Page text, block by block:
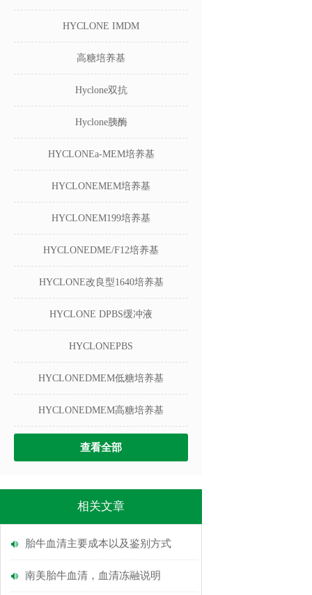
HYCLONE IMDM
高糖培养基
Hyclone双抗
Hyclone胰酶
HYCLONEa-MEM培养基
HYCLONEMEM培养基
HYCLONEM199培养基
HYCLONEDME/F12培养基
HYCLONE改良型1640培养基
HYCLONE DPBS缓冲液
HYCLONEPBS
HYCLONEDMEM低糖培养基
HYCLONEDMEM高糖培养基
查看全部
相关文章
胎牛血清主要成本以及鉴别方式
南美胎牛血清，血清冻融说明